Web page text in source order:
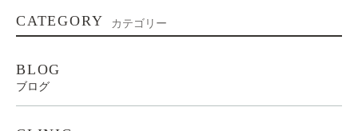
CATEGORY カテゴリー
BLOG
ブログ